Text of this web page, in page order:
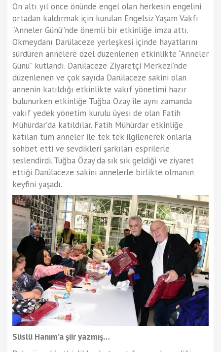
On altı yıl önce önünde engel olan herkesin engelini
ortadan kaldırmak için kurulan Engelsiz Yaşam Vakfı
“Anneler Günü”nde önemli bir etkinliğe imza attı.
Okmeydanı Darülaceze yerleşkesi içinde hayatlarını
sürdüren annelere özel düzenlenen etkinlikte “Anneler
Günü” kutlandı. Darülaceze Ziyaretçi Merkezi’nde
düzenlenen ve çok sayıda Darülaceze sakini olan
annenin katıldığı etkinlikte vakıf yönetimi hazır
bulunurken etkinliğe Tuğba Özay ile aynı zamanda
vakıf yedek yönetim kurulu üyesi de olan Fatih
Mühürdar’da katıldılar. Fatih Mühürdar etkinliğe
katılan tüm anneler ile tek tek ilgilenerek onlarla
sohbet etti ve sevdikleri şarkıları esprilerle
seslendirdi. Tuğba Özay’da sık sık geldiği ve ziyaret
ettiği Darülaceze sakini annelerle birlikte olmanın
keyfini yaşadı.
Süslü Hanım’a şiir yazmış…